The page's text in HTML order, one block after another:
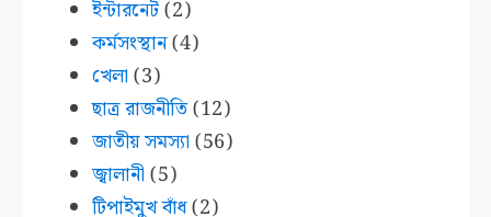
ইন্টারনেট(2)
কর্মসংস্থান(4)
খেলা (3)
ছাত্র রাজনীতি(12)
জাতীয় সমস্যা (56)
জ্বালানী (5)
টিপাইমুখ বাঁধ(2)